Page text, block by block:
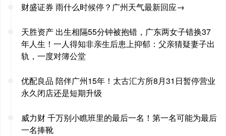
财盛证券 雨什么时候停？广州天气最新回应→
天胜资产 出生相隔55分钟被抱错，广东两女子错换37
年人生！一人得知非亲生后患上抑郁：父亲猜疑妻子出
轨，一度对簿公堂
优配良品 陪伴广州15年！太古汇方所8月31日暂停营业
永久闭店还是短期升级
威力财 千万别小瞧班里的最后一名！第一名可能为最后
一名捧靴